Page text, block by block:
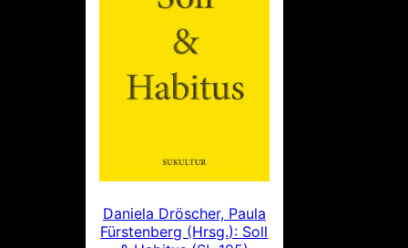
Daniela Dröscher, Paula
Fürstenberg (Hrsg.): Soll